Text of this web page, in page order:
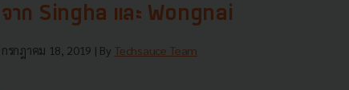
จาก Singha และ Wongnai
กรกฎาคม 18, 2019 | By Techsauce Team